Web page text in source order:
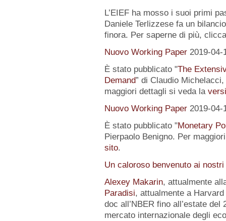
L’EIEF ha mosso i suoi primi
Daniele Terlizzese fa un
finora. Per saperne di più,
Nuovo Working Paper 2019-04-
È stato pubblicato "The
Demand” di Claudio
maggiori dettagli si veda la
Nuovo Working Paper 2019-04-
È stato pubblicato "Monetary
Pierpaolo Benigno. Per
sito.
Un caloroso benvenuto ai
Alexey Makarin, attualmente
Paradisi, attualmente a
doc all’NBER fino all’estate
mercato internazionale degli